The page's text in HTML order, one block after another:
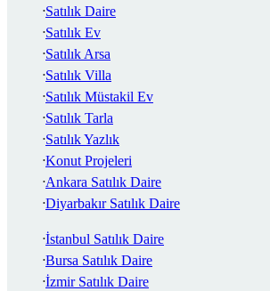
Satılık Daire
Satılık Ev
Satılık Arsa
Satılık Villa
Satılık Müstakil Ev
Satılık Tarla
Satılık Yazlık
Konut Projeleri
Ankara Satılık Daire
Diyarbakır Satılık Daire
İstanbul Satılık Daire
Bursa Satılık Daire
İzmir Satılık Daire